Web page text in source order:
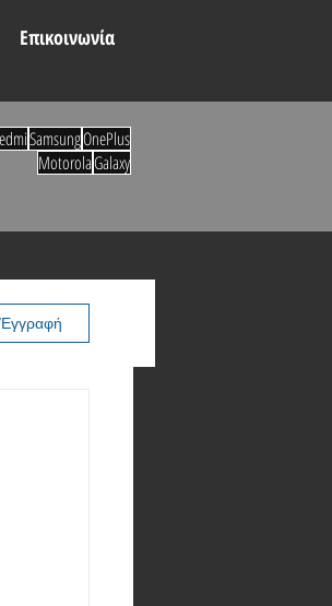
Επικοινωνία
SamsungOnePlus
MotorolaGalaxy